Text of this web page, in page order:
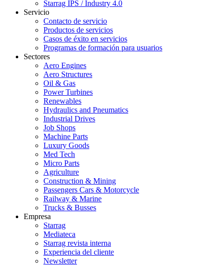
Starrag IPS / Industry 4.0
Servicio
Contacto de servicio
Productos de servicios
Casos de éxito en servicios
Programas de formación para usuarios
Sectores
Aero Engines
Aero Structures
Oil & Gas
Power Turbines
Renewables
Hydraulics and Pneumatics
Industrial Drives
Job Shops
Machine Parts
Luxury Goods
Med Tech
Micro Parts
Agriculture
Construction & Mining
Passengers Cars & Motorcycle
Railway & Marine
Trucks & Busses
Empresa
Starrag
Mediateca
Starrag revista interna
Experiencia del cliente
Newsletter